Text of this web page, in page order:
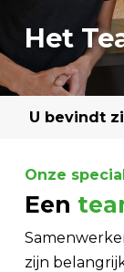
Het
U bevindt
Onze
Een
zijn